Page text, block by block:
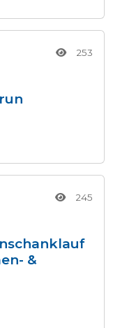
253
245
&